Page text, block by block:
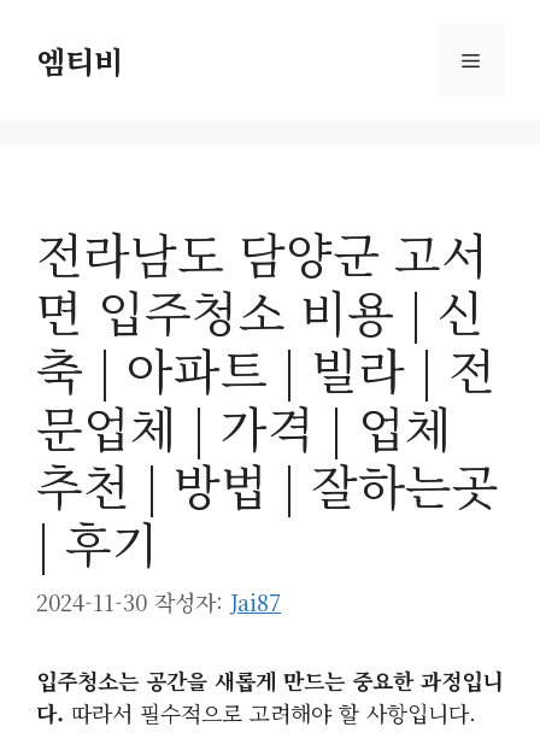
엠티비 메
전라남도 담양군 고서
면 입주청소 비용 | 신
축 | 아파트 | 빌라 | 전
문업체 | 가격 | 업체
추천 | 방법 | 잘하는곳
| 후기
2024-11-30 작성자: Jai87
입주청소는 공간을 새롭게 만드는 중요한 과정입니
다. 따라서 필수적으로 고려해야 할 사항입니다.